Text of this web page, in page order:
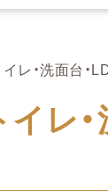
レ・洗面台
レ